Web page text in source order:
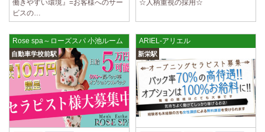
働きやすい環境』=お客様へのサー
ビスの…
☆人柄重視の採用☆
Rose spa～ローズスパ 小池ルーム
自動車学校前駅
ARIEL-アリエル
新栄駅